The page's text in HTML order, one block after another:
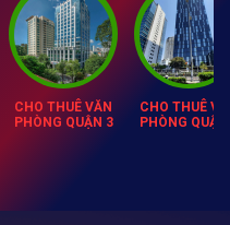
CHO THUÊ VĂN
PHÒNG QUẬN 3
CHO THUÊ
PHÒNG QUẬN